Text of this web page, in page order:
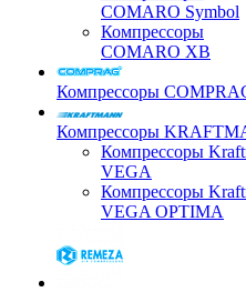
COMARO Symbol
Компрессоры
COMARO XB
Компрессоры
Компрессоры
Компрессоры
VEGA
Компрессоры
VEGA OPTIMA